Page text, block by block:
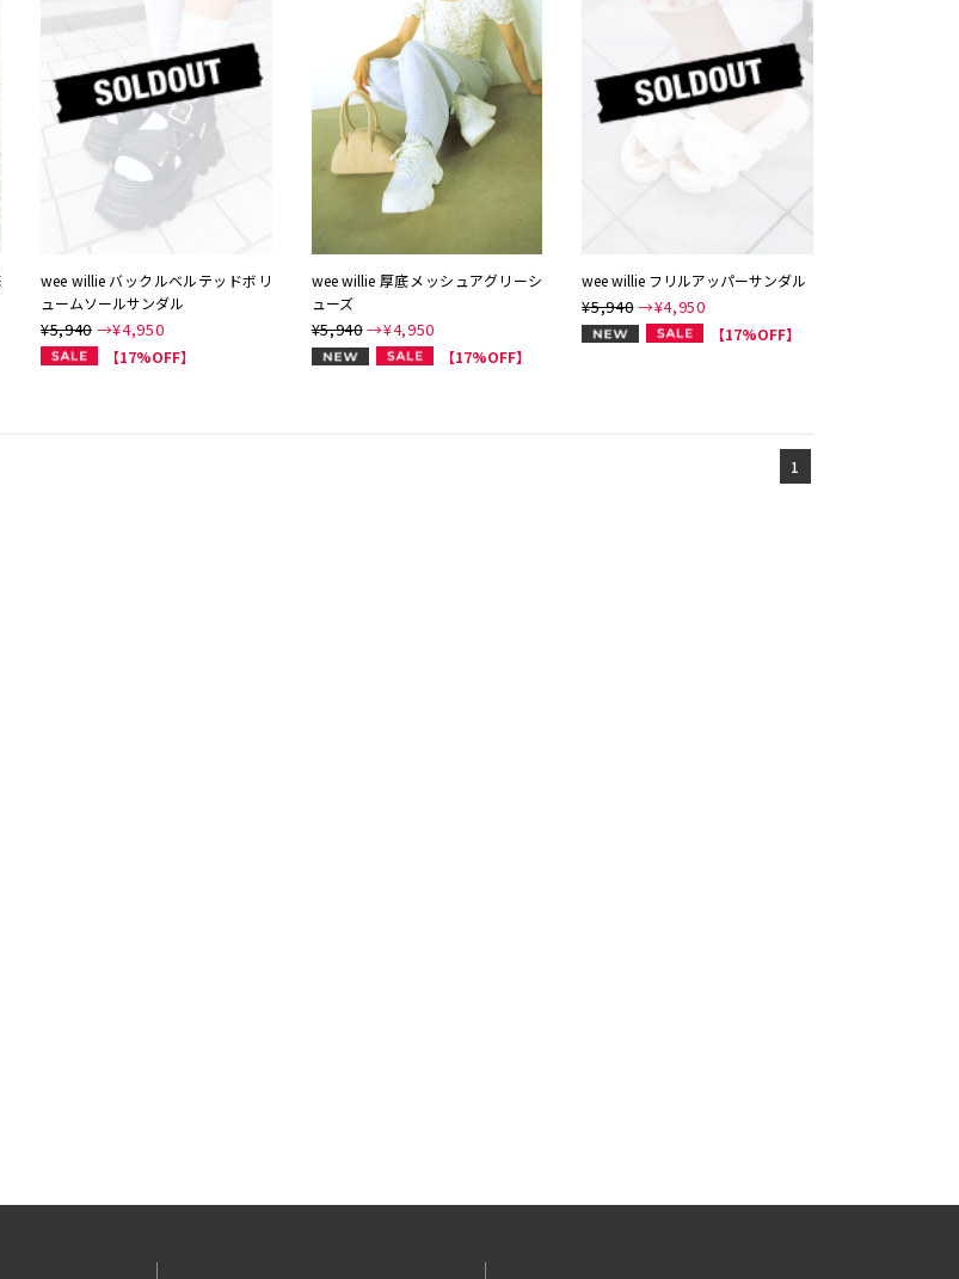
wee willie バックルベルテッドボリ
ュームソールサンダル
¥5,940 →¥4,950
【17%OFF】
wee willie 厚底メッシュアグリーシ
ューズ
¥5,940→¥4,950
NEW 【17%OFF】
wee willie フリルアッパーサンダル
¥5,940→¥4,950
NEW 【17%OFF】
1